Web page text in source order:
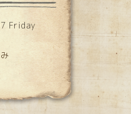
Friday